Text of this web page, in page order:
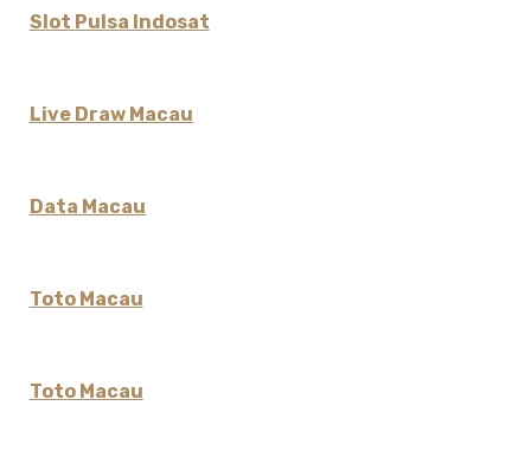
Slot Pulsa Indosat
Live Draw Macau
Data Macau
Toto Macau
Toto Macau